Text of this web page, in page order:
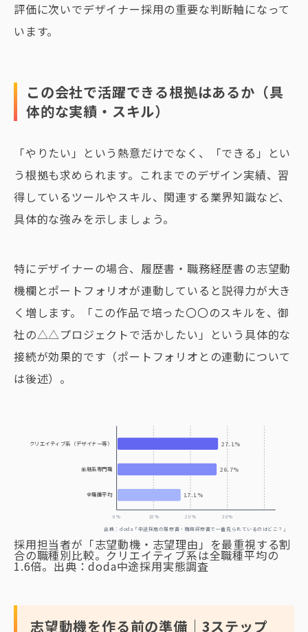
評価に次いでデザイナー採用の重要な判断軸になって
います。
この会社で活躍できる根拠はあるか（具
体的な実績・スキル）
「やりたい」という熱意だけでなく、「できる」とい
う根拠も求められます。これまでのデザイン実績、習
得しているツールやスキル、関連する業界知識など、
具体的な強みを示しましょう。
特にデザイナーの場合、履歴書・職務経歴書の志望動
機欄とポートフォリオが連動していると説得力が大き
く増します。「この作品で培った〇〇のスキルを、御
社の△△プロジェクトで活かしたい」という具体的な
接続が効果的です（ポートフォリオとの連動について
は後述）。
0% 10% 20% 30%
クリエイティブ系（デザイナー等） 27.1%
金融系専門職 26.7%
全職種平均 17.1%
出典：doda「中途採用の履歴書・職務経歴書で一番見られているのはどこ？」
採用担当者が「志望動機・志望理由」を最重視する割
合の職種別比較。クリエイティブ系は全職種平均の
1.6倍。出典：doda中途採用実態調査
志望動機を作る前の準備｜3ステップ